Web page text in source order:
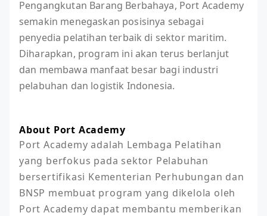
Pengangkutan Barang Berbahaya, Port Academy
semakin menegaskan posisinya sebagai
penyedia pelatihan terbaik di sektor maritim.
Diharapkan, program ini akan terus berlanjut
dan membawa manfaat besar bagi industri
pelabuhan dan logistik Indonesia.
About Port Academy
Port Academy adalah Lembaga Pelatihan
yang berfokus pada sektor Pelabuhan
bersertifikasi Kementerian Perhubungan dan
BNSP membuat program yang dikelola oleh
Port Academy dapat membantu memberikan